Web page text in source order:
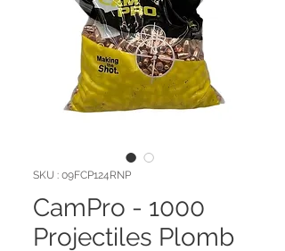
SKU : 09FCP124RNP
CamPro - 1000
Projectiles Plomb